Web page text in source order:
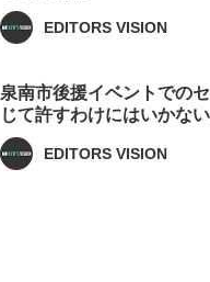
EDITORS VISION
泉南市後援イベントでの
じて許すわけにはいかない
EDITORS VISION